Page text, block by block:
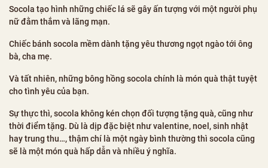
Socola tạo hình những chiếc lá sẽ gây ấn tượng với một người phụ
nữ đằm thắm và lãng mạn.
Chiếc bánh socola mềm dành tặng yêu thương ngọt ngào tới ông
bà, cha mẹ.
Và tất nhiên, những bông hồng socola chính là món quà thật tuyệt
cho tình yêu của bạn.
Sự thực thì, socola không kén chọn đối tượng tặng quà, cũng như
thời điểm tặng. Dù là dịp đặc biệt như valentine, noel, sinh nhật
hay trung thu…, thậm chí là một ngày bình thường thì socola cũng
sẽ là một món quà hấp dẫn và nhiều ý nghĩa.